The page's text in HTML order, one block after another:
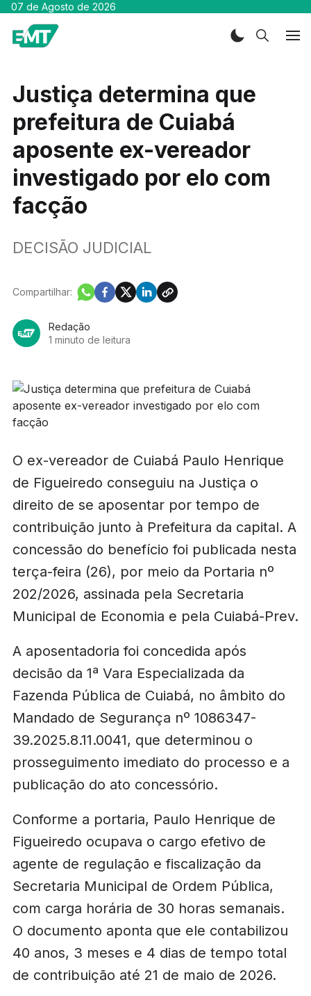
07 de Agosto de 2026
Justiça determina que
prefeitura de Cuiabá
aposente ex-vereador
investigado por elo com
facção
DECISÃO JUDICIAL
Redação
1 minuto de leitura
Compartilhar:
O ex-vereador de Cuiabá Paulo Henrique
de Figueiredo conseguiu na Justiça o
direito de se aposentar por tempo de
contribuição junto à Prefeitura da capital. A
concessão do benefício foi publicada nesta
terça-feira (26), por meio da Portaria nº
202/2026, assinada pela Secretaria
Municipal de Economia e pela Cuiabá-Prev.
A aposentadoria foi concedida após
decisão da 1ª Vara Especializada da
Fazenda Pública de Cuiabá, no âmbito do
Mandado de Segurança nº 1086347-
39.2025.8.11.0041, que determinou o
prosseguimento imediato do processo e a
publicação do ato concessório.
Conforme a portaria, Paulo Henrique de
Figueiredo ocupava o cargo efetivo de
agente de regulação e fiscalização da
Secretaria Municipal de Ordem Pública,
com carga horária de 30 horas semanais.
O documento aponta que ele contabilizou
40 anos, 3 meses e 4 dias de tempo total
de contribuição até 21 de maio de 2026.